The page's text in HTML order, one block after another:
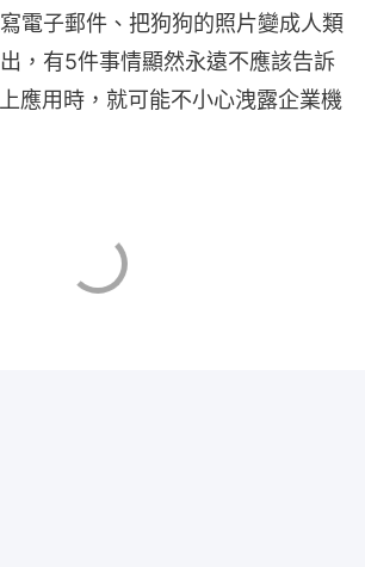
電子郵件、把狗狗的照片變成人類
，有5件事情顯然永遠不應該告訴
應用時，就可能不小心洩露企業機